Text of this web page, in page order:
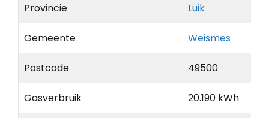
Provincie Luik
Gemeente Weismes
Postcode 49500
Gasverbruik 20.190 kWh